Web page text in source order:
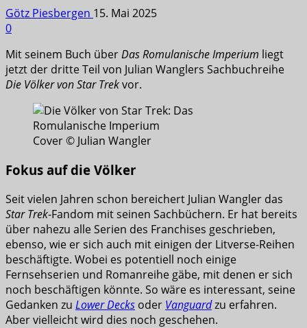
Götz Piesbergen 15. Mai 2025
0
Mit seinem Buch überDas Romulanische Imperium liegt
jetzt der dritte Teil von Julian Wanglers Sachbuchreihe
Die Völker von Star Trekvor.
Cover © Julian Wangler
Fokus auf die Völker
Seit vielen Jahren schon bereichert Julian Wangler das
Star Trek-Fandom mit seinen Sachbüchern. Er hat bereits
über nahezu alle Serien des Franchises geschrieben,
ebenso, wie er sich auch mit einigen der Litverse-Reihen
beschäftigte. Wobei es potentiell noch einige
Fernsehserien und Romanreihe gäbe, mit denen er sich
noch beschäftigen könnte. So wäre es interessant, seine
Gedanken zu Lower Decks oder Vanguardzu erfahren.
Aber vielleicht wird dies noch geschehen.